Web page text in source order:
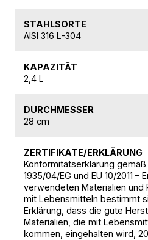
STAHLSORTE
AISI 316 L-304
KAPAZITÄT
2,4 L
DURCHMESSER
28 cm
ZERTIFIKATE/ERKLÄRUNG
Konformitätserklärung gemäß
1935/04/EG und EU 10/2011 –
verwendeten Materialien und
mit Lebensmitteln bestimmt
Erklärung, dass die gute
Materialien, die mit
kommen, eingehalten wird,